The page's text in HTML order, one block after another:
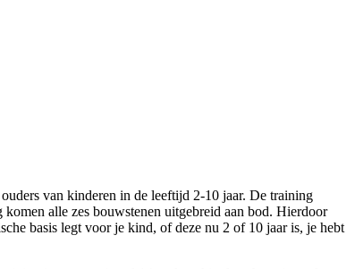
van kinderen in de leeftijd 2-10 jaar. De training
alle zes bouwstenen uitgebreid aan bod. Hierdoor
basis legt voor je kind, of deze nu 2 of 10 jaar is, je hebt